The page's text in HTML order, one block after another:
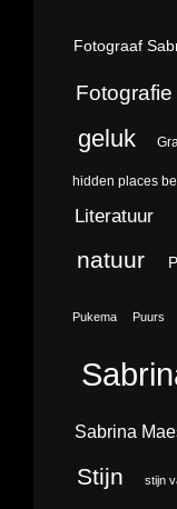
Fotograaf
geluk
hidden places
Literatuur
natuur
Pukema Puurs
Sabrina
Stijn stijn